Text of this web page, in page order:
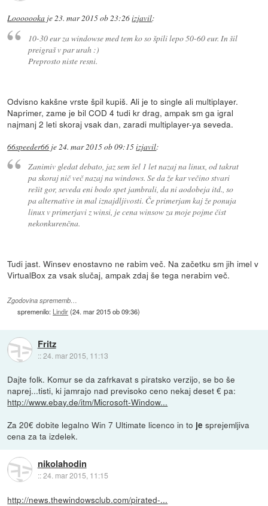
Looooooka je23. mar 2015 ob 23:26izjavil:
10-30 eur za windowse med tem ko so špili lepo 50-60 eur. In šil
preigraš v par urah :)
Preprosto niste resni.
Odvisno kakšne vrste špil kupiš. Ali je to single ali multiplayer.
Naprimer, zame je bil COD 4 tudi kr drag, ampak sm ga igral
najmanj 2 leti skoraj vsak dan, zaradi multiplayer-ya seveda.
66speeder66 je24. mar 2015 ob 09:15izjavil:
Zanimiv gledat debato, jaz sem šel 1 let nazaj na linux, od takrat
pa skoraj nič več nazaj na windows. Se da že kar večino stvari
rešit gor, seveda eni bodo spet jambrali, da ni aodobeja itd., so
pa alternative in mal iznajdljivosti. Če primerjam kaj že ponuja
linux v primerjavi z winsi, je cena winsow za moje pojme čist
nekonkurenčna.
Tudi jast. Winsev enostavno ne rabim več. Na začetku sm jih imel v
VirtualBox za vsak slučaj, ampak zdaj še tega nerabim več.
Zgodovina sprememb…
spremenilo: Lindir(24. mar 2015 ob 09:36)
Fritz
::24. mar 2015, 11:13
Dajte folk. Komur se da zafrkavat s piratsko verzijo, se bo še
naprej...tisti, ki jamrajo nad previsoko ceno nekaj deset € pa:
http://www.ebay.de/itm/Microsoft-Window...
Za 20€ dobite legalno Win 7 Ultimate licenco in to jesprejemljiva
cena za ta izdelek.
nikolahodin
::24. mar 2015, 11:15
http://news.thewindowsclub.com/pirated-...